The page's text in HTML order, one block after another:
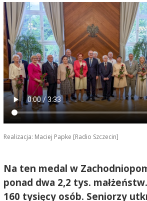
Realizacja: Maciej Papke [Radio Szczecin]
Na ten medal w
ponad dwa 2,2 tys.
160 tysięcy osób. Seniorzy